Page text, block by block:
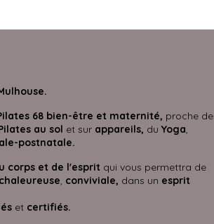
68 bien-être et maternité, proche de
au sol et sur appareils, du Yoga,
postnatale.
corps et de l'esprit qui vous permettra de
chaleureuse, conviviale, dans un esprit
et certifiés.